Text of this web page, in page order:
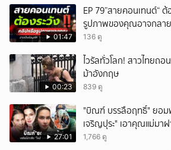
01:47
EP 79”สายคอนเทนต์“
รูปภาพของคุณอาจกลาย
นำไปใช้ได้
136 ดู
00:23
ไวรัลทั่วโลก! สาวไทยถ
ม้าอังกฤษ
839 ดู
27:01
"บิณฑ์ บรรลือฤทธิ์" ยอม
เจริญปุระ" เอาคุณแม่มา
1,766 ดู